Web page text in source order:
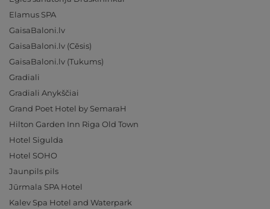
Elamus SPA
GaisaBaloni.lv
GaisaBaloni.lv (Cēsis)
GaisaBaloni.lv (Tukums)
Gradiali
Gradiali Anykščiai
Grand Poet Hotel by SemaraH
Hilton Garden Inn Riga Old Town
Hotel Sigulda
Hotel SOHO
Jaunpils pils
Jūrmala SPA Hotel
Kalev Spa Hotel and Waterpark